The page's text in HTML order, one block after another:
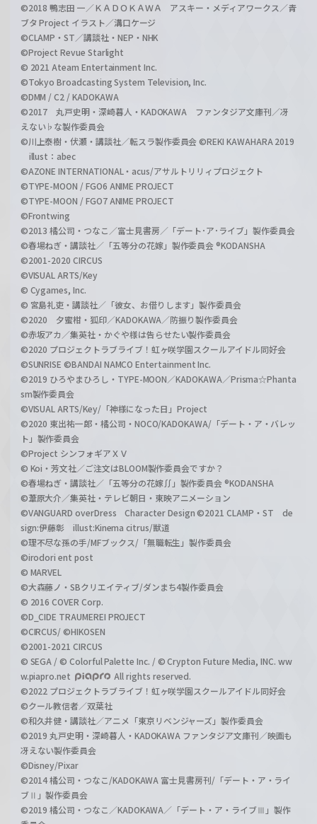
©2018 鴨志田 一／ＫＡＤＯＫＡＷＡ アスキー・メディアワークス／青
ブタ Project イラスト／溝口ケージ
©CLAMP・ST／講談社・NEP・NHK
©Project Revue Starlight
© 2021 Ateam Entertainment Inc.
©Tokyo Broadcasting System Television, Inc.
©DMM / C2 / KADOKAWA
©2017 丸戸史明・深崎暮人・KADOKAWA ファンタジア文庫刊／冴
えない♭な製作委員会
©川上泰樹・伏瀬・講談社／転スラ製作委員会 ©REKI KAWAHARA 2019
illust：abec
©AZONE INTERNATIONAL・acus/アサルトリリィプロジェクト
©TYPE-MOON / FGO6 ANIME PROJECT
©TYPE-MOON / FGO7 ANIME PROJECT
©Frontwing
©2013 橘公司・つなこ／富士見書房／「デート･ア･ライブ」製作委員会
©春場ねぎ・講談社／「五等分の花嫁」製作委員会 ®KODANSHA
©2001-2020 CIRCUS
©VISUAL ARTS/Key
© Cygames, Inc.
© 宮島礼吏・講談社／「彼女、お借りします」製作委員会
©2020 夕蜜柑・狐印／KADOKAWA／防振り製作委員会
©赤坂アカ／集英社・かぐや様は告らせたい製作委員会
©2020 プロジェクトラブライブ！虹ヶ咲学園スクールアイドル同好会
©SUNRISE ©BANDAI NAMCO Entertainment Inc.
©2019 ひろやまひろし・TYPE-MOON／KADOKAWA／Prisma☆Phanta
sm製作委員会
©VISUAL ARTS/Key/「神様になった日」Project
©2020 東出祐一郎・橘公司・NOCO/KADOKAWA/「デート・ア・バレッ
ト」製作委員会
©Project シンフォギアＸＶ
© Koi・芳文社／ご注文はBLOOM製作委員会ですか？
©春場ねぎ・講談社／「五等分の花嫁∬」製作委員会 ®KODANSHA
©葦原大介／集英社・テレビ朝日・東映アニメーション
©VANGUARD overDress Character Design ©2021 CLAMP・ST de
sign:伊藤彰 illust:Kinema citrus/獣道
©理不尽な孫の手/MFブックス/「無職転生」製作委員会
©irodori ent post
© MARVEL
©大森藤ノ・SBクリエイティブ/ダンまち4製作委員会
© 2016 COVER Corp.
©D_CIDE TRAUMEREI PROJECT
©CIRCUS/ ©HIKOSEN
©2001-2021 CIRCUS
© SEGA / © Colorful Palette Inc. / © Crypton Future Media, INC. ww
w.piapro.net
All rights reserved.
©2022 プロジェクトラブライブ！虹ヶ咲学園スクールアイドル同好会
©クール教信者／双葉社
©和久井健・講談社／アニメ「東京リベンジャーズ」製作委員会
©2019 丸戸史明・深崎暮人・KADOKAWA ファンタジア文庫刊／映画も
冴えない製作委員会
©Disney/Pixar
©2014 橘公司・つなこ/KADOKAWA 富士見書房刊/「デート・ア・ライ
ブⅡ」製作委員会
©2019 橘公司・つなこ／KADOKAWA／「デート・ア・ライブⅢ」製作